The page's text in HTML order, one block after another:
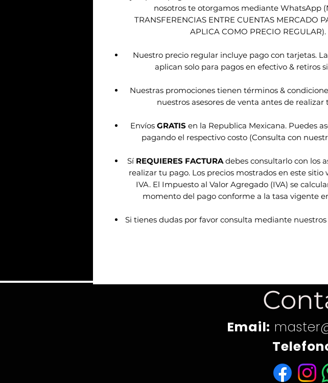
nosotros te otorgamos mediante WhatsApp
TRANSFERENCIAS ENTRE CUENTAS MERCADO
APLICA COMO PRECIO REGULAR).
Nuestro precio regular incluye pago con tarjetas.
aplican solo para pagos en efectivo & retiros
Nuestras promociones tienen términos &
nuestros asesores de venta antes de realizar
EnvíosGRATIS en la Republica Mexicana. Puedes
pagando el respectivo costo (Consulta con
Sí REQUIERES FACTURAdebes consultarlo con los
realizar tu pago. Los precios mostrados en este sitio
IVA. El Impuesto al Valor Agregado (IVA) se
momento del pago conforme a la tasa vigente
Si tienes dudas por favor consulta mediante nuestros
Email: